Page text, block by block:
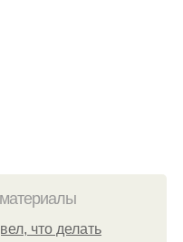
что делать